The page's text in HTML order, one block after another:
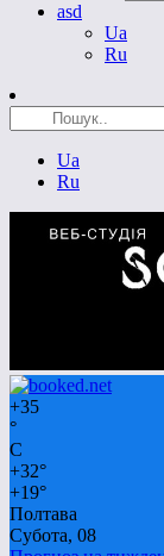
asd
Ua
Ru
Ua
Ru
+35
°
C
+32°
+19°
Полтава
Субота, 08